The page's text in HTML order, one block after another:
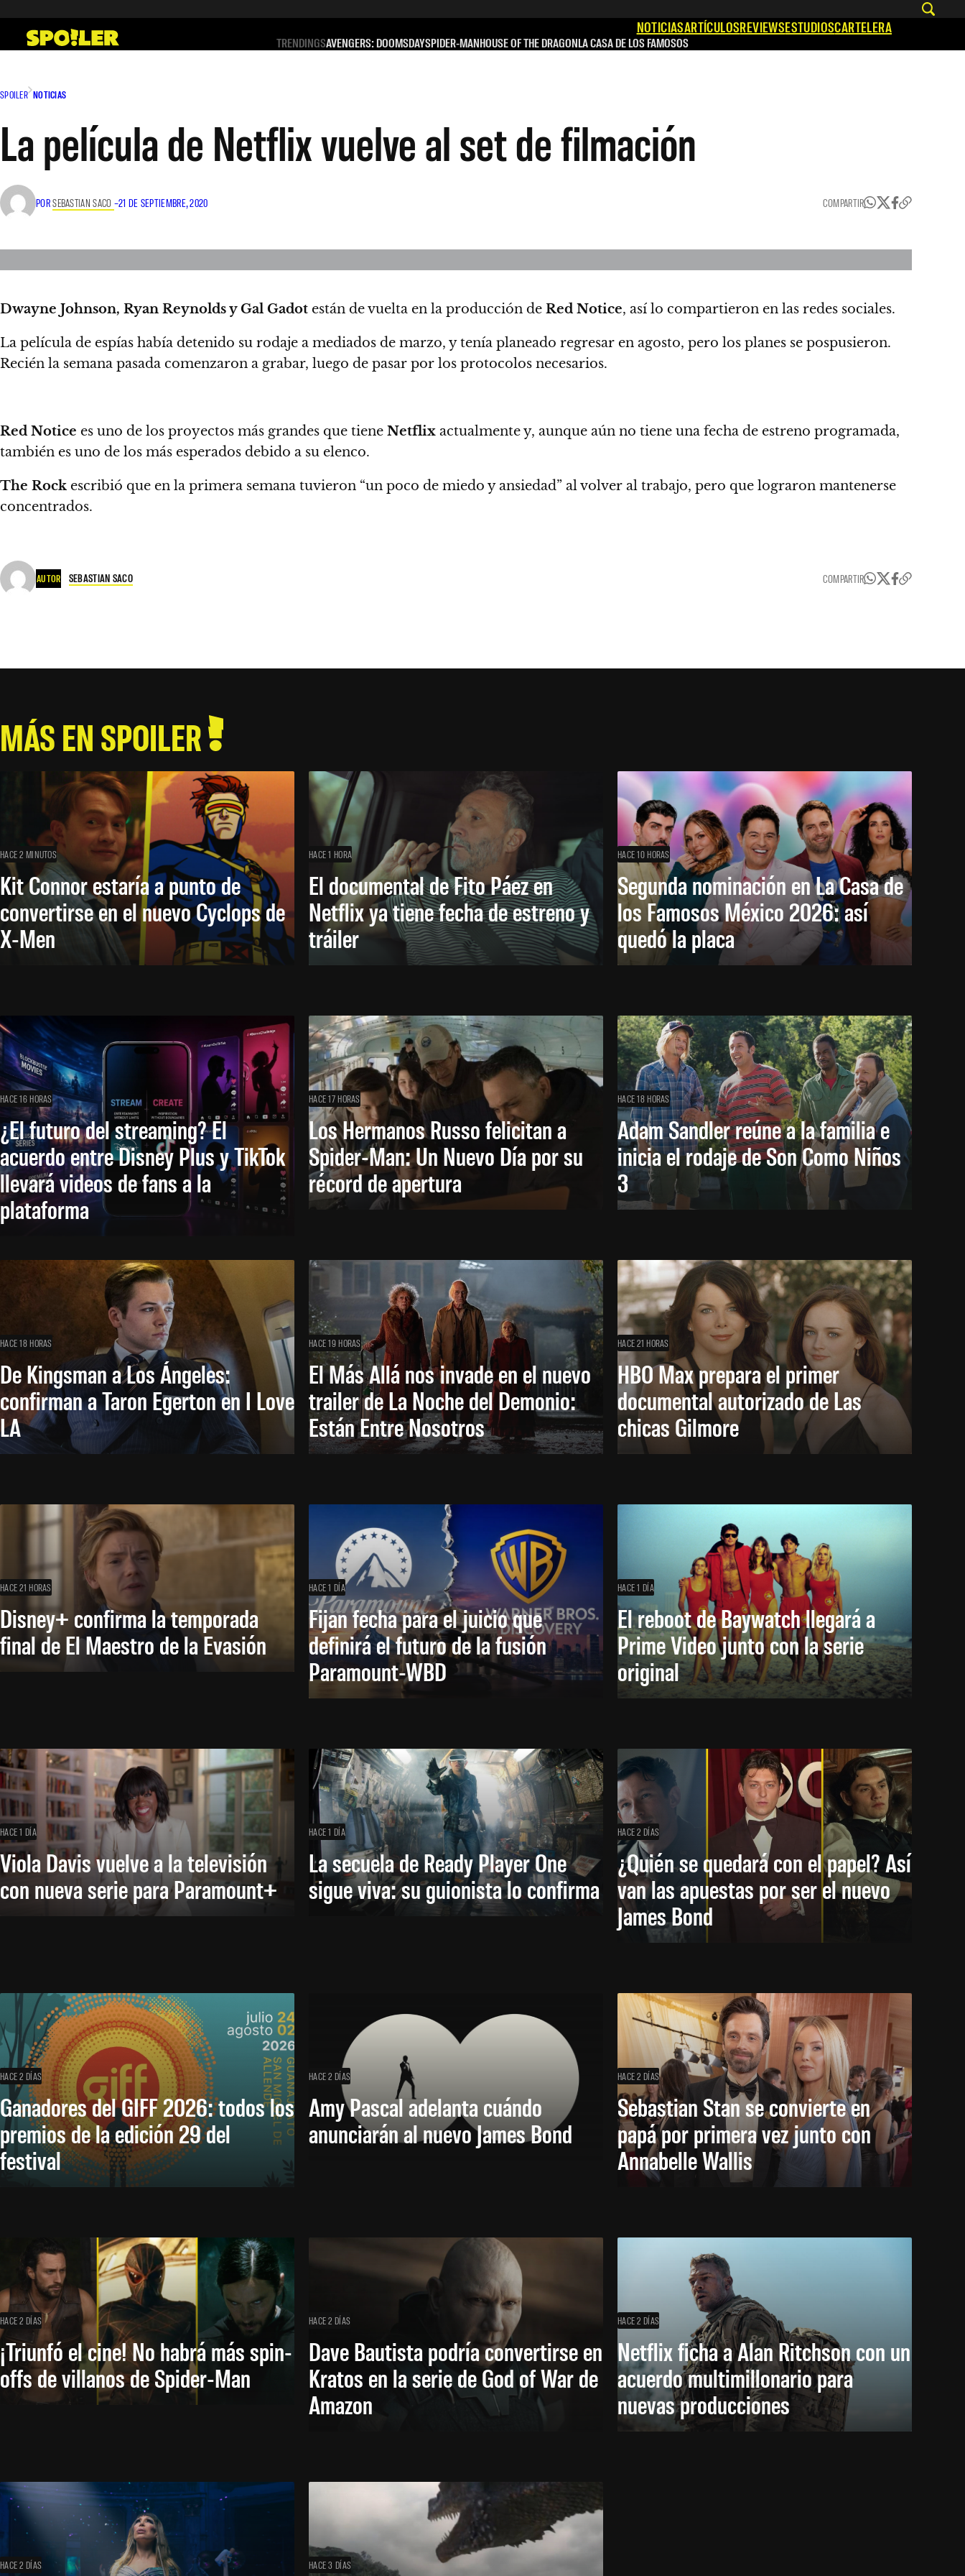
contenido
NOTICIASARTÍCULOSREVIEWSESTUDIOSCARTELERA
TRENDINGSAVENGERS: DOOMSDAYSPIDER-MANHOUSE OF THE DRAGONLA CASA DE LOS FAMOSOS
SPOILER NOTICIAS
La película de Netflix vuelve al set de filmación
PORSEBASTIAN SACO –21 DE SEPTIEMBRE, 2020 COMPARTIR
Dwayne Johnson, Ryan Reynolds y Gal Gadot están de vuelta en la producción de Red Notice, así lo compartieron en las redes sociales.
La película de espías había detenido su rodaje a mediados de marzo, y tenía planeado regresar en agosto, pero los planes se pospusieron.
Recién la semana pasada comenzaron a grabar, luego de pasar por los protocolos necesarios.
Red Notice es uno de los proyectos más grandes que tiene Netflix actualmentey, aunque aún no tiene una fecha de estreno programada,
también es uno de los más esperados debido a su elenco.
The Rock escribió que en la primera semana tuvieron “un poco de miedo y ansiedad” al volver al trabajo, pero que lograron mantenerse
concentrados.
AUTOR SEBASTIAN SACO COMPARTIR
MÁS EN SPOILER
HACE 2 MINUTOS
Kit Connor estaría a punto de
convertirse en el nuevo Cyclops de
X-Men
HACE 1 HORA
El documental de Fito Páez en
Netflix ya tiene fecha de estreno y
tráiler
HACE 10 HORAS
Segunda nominación en La Casa de
los Famosos México 2026: así
quedó la placa
HACE 16 HORAS
¿El futuro del streaming? El
acuerdo entre Disney Plus y TikTok
llevará videos de fans a la
plataforma
HACE 17 HORAS
Los Hermanos Russo felicitan a
Spider-Man: Un Nuevo Día por su
récord de apertura
HACE 18 HORAS
Adam Sandler reúne a la familia e
inicia el rodaje de Son Como Niños
3
HACE 18 HORAS
De Kingsman a Los Ángeles:
confirman a Taron Egerton en I Love
LA
HACE 19 HORAS
El Más Allá nos invade en el nuevo
trailer de La Noche del Demonio:
Están Entre Nosotros
HACE 21 HORAS
HBO Max prepara el primer
documental autorizado de Las
chicas Gilmore
HACE 21 HORAS
Disney+ confirma la temporada
final de El Maestro de la Evasión
HACE 1 DÍA
Fijan fecha para el juicio que
definirá el futuro de la fusión
Paramount-WBD
HACE 1 DÍA
El reboot de Baywatch llegará a
Prime Video junto con la serie
original
HACE 1 DÍA
Viola Davis vuelve a la televisión
con nueva serie para Paramount+
HACE 1 DÍA
La secuela de Ready Player One
sigue viva: su guionista lo confirma
HACE 2 DÍAS
¿Quién se quedará con el papel? Así
van las apuestas por ser el nuevo
James Bond
HACE 2 DÍAS
Ganadores del GIFF 2026: todos los
premios de la edición 29 del
festival
HACE 2 DÍAS
Amy Pascal adelanta cuándo
anunciarán al nuevo James Bond
HACE 2 DÍAS
Sebastian Stan se convierte en
papá por primera vez junto con
Annabelle Wallis
HACE 2 DÍAS
¡Triunfó el cine! No habrá más spin-
offs de villanos de Spider-Man
HACE 2 DÍAS
Dave Bautista podría convertirse en
Kratos en la serie de God of War de
Amazon
HACE 2 DÍAS
Netflix ficha a Alan Ritchson con un
acuerdo multimillonario para
nuevas producciones
HACE 2 DÍAS HACE 3 DÍAS